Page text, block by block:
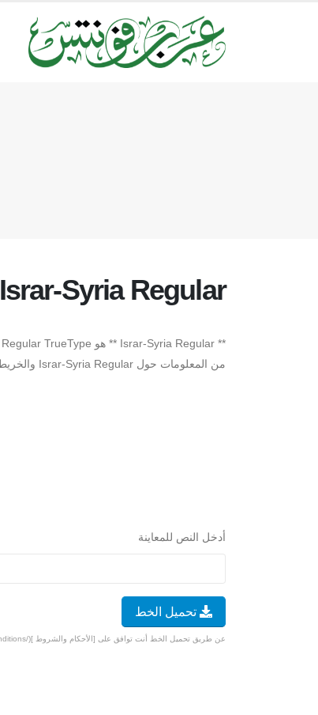
Israr-Syria Regular
من المعلومات حول Israr-Syria Regular والخريطة الحرفية الخاصة به أدناه. سوف تمر بإختبار تحقق بسيط لتنزيل الخط مجانًا.
أدخل النص للمعاينة
تحميل الخط
عن طريق تحميل الخط أنت توافق على [الأحكام والشروط ](/terms-and-conditions).